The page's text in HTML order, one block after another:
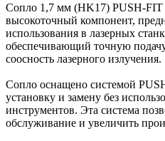
Сопло 1,7 мм (HK17) PUSH-FIT
высокоточный компонент,
использования в лазерных
обеспечивающий точную
соосность лазерного излучения.
Сопло оснащено системой
установку и замену без
инструментов. Эта система
обслуживание и увеличить